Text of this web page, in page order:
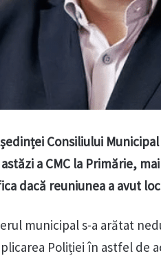
Consiliului
a CMC la Primărie,
dacă reuniunea a avut
municipal s-a arătat
Poliției în astfel de